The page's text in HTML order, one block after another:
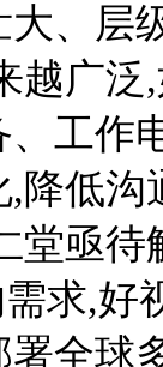
、层
越广泛
工作
降低沟
堂亟待
求,好
全球